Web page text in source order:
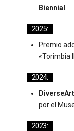
Biennial
2025:
Premio
«Torimbia
2024:
por el
2023: